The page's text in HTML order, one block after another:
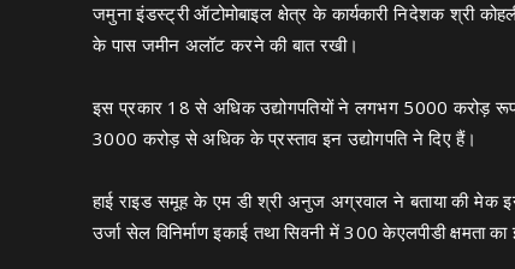
जमुना इंडस्ट्री ऑटोमोबाइल क्षेत्र के कार्यकारी निदेशक श्री
के पास जमीन अलॉट करने की बात रखी।
इस प्रकार 18 से अधिक उद्योगपतियों ने लगभग 5000 करोड़
3000 करोड़ से अधिक के प्रस्ताव इन उद्योगपति ने दिए हैं।
हाई राइड समूह के एम डी श्री अनुज अग्रवाल ने बताया की मेक
उर्जा सेल विनिर्माण इकाई तथा सिवनी में 300 केएलपीडी क्षमता